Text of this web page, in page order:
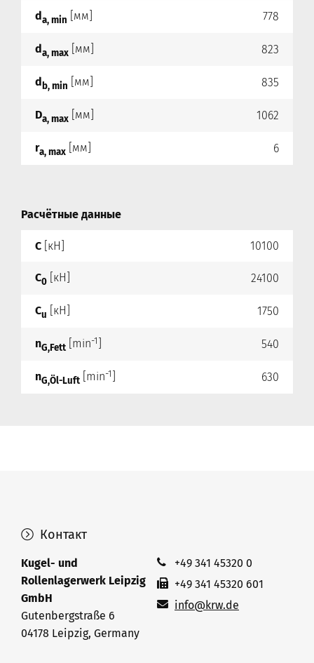
da, min [мм] 778
da, max [мм] 823
db, min [мм] 835
Da, max [мм] 1062
ra, max [мм] 6
Расчётные данные
C [кН] 10100
C0 [кН] 24100
Cu [кН] 1750
nG,Fett [min-1 540
nG,Öl-Luft [min-1 630
Контакт
Kugel- und
Rollenlagerwerk Leipzig
GmbH
Gutenbergstraße 6
04178 Leipzig, Germany
+49 341 45320 0
+49 341 45320 601
info@krw.de